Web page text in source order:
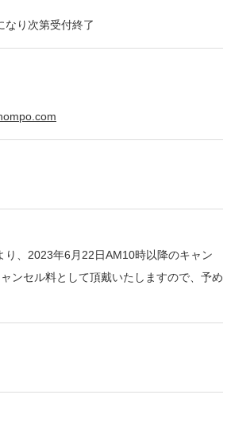
り次第受付終了
り、2023年6月22日AM10時以降のキャン
ンセル料として頂戴いたしますので、予め